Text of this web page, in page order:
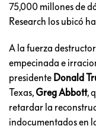
75,000 millones de
Research los ubicó
A la fuerza
empecinada e
presidente Donald
Texas, Greg Abbott,
retardar la
indocumentados en